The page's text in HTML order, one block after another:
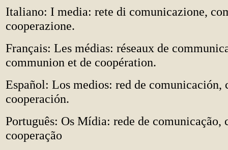
Italiano: I media: rete di comunicazione,
cooperazione.
Français: Les médias: réseaux de
communion et de coopération.
Español: Los medios: red de comunicación,
cooperación.
Português: Os Mídia: rede de comunicação,
cooperação